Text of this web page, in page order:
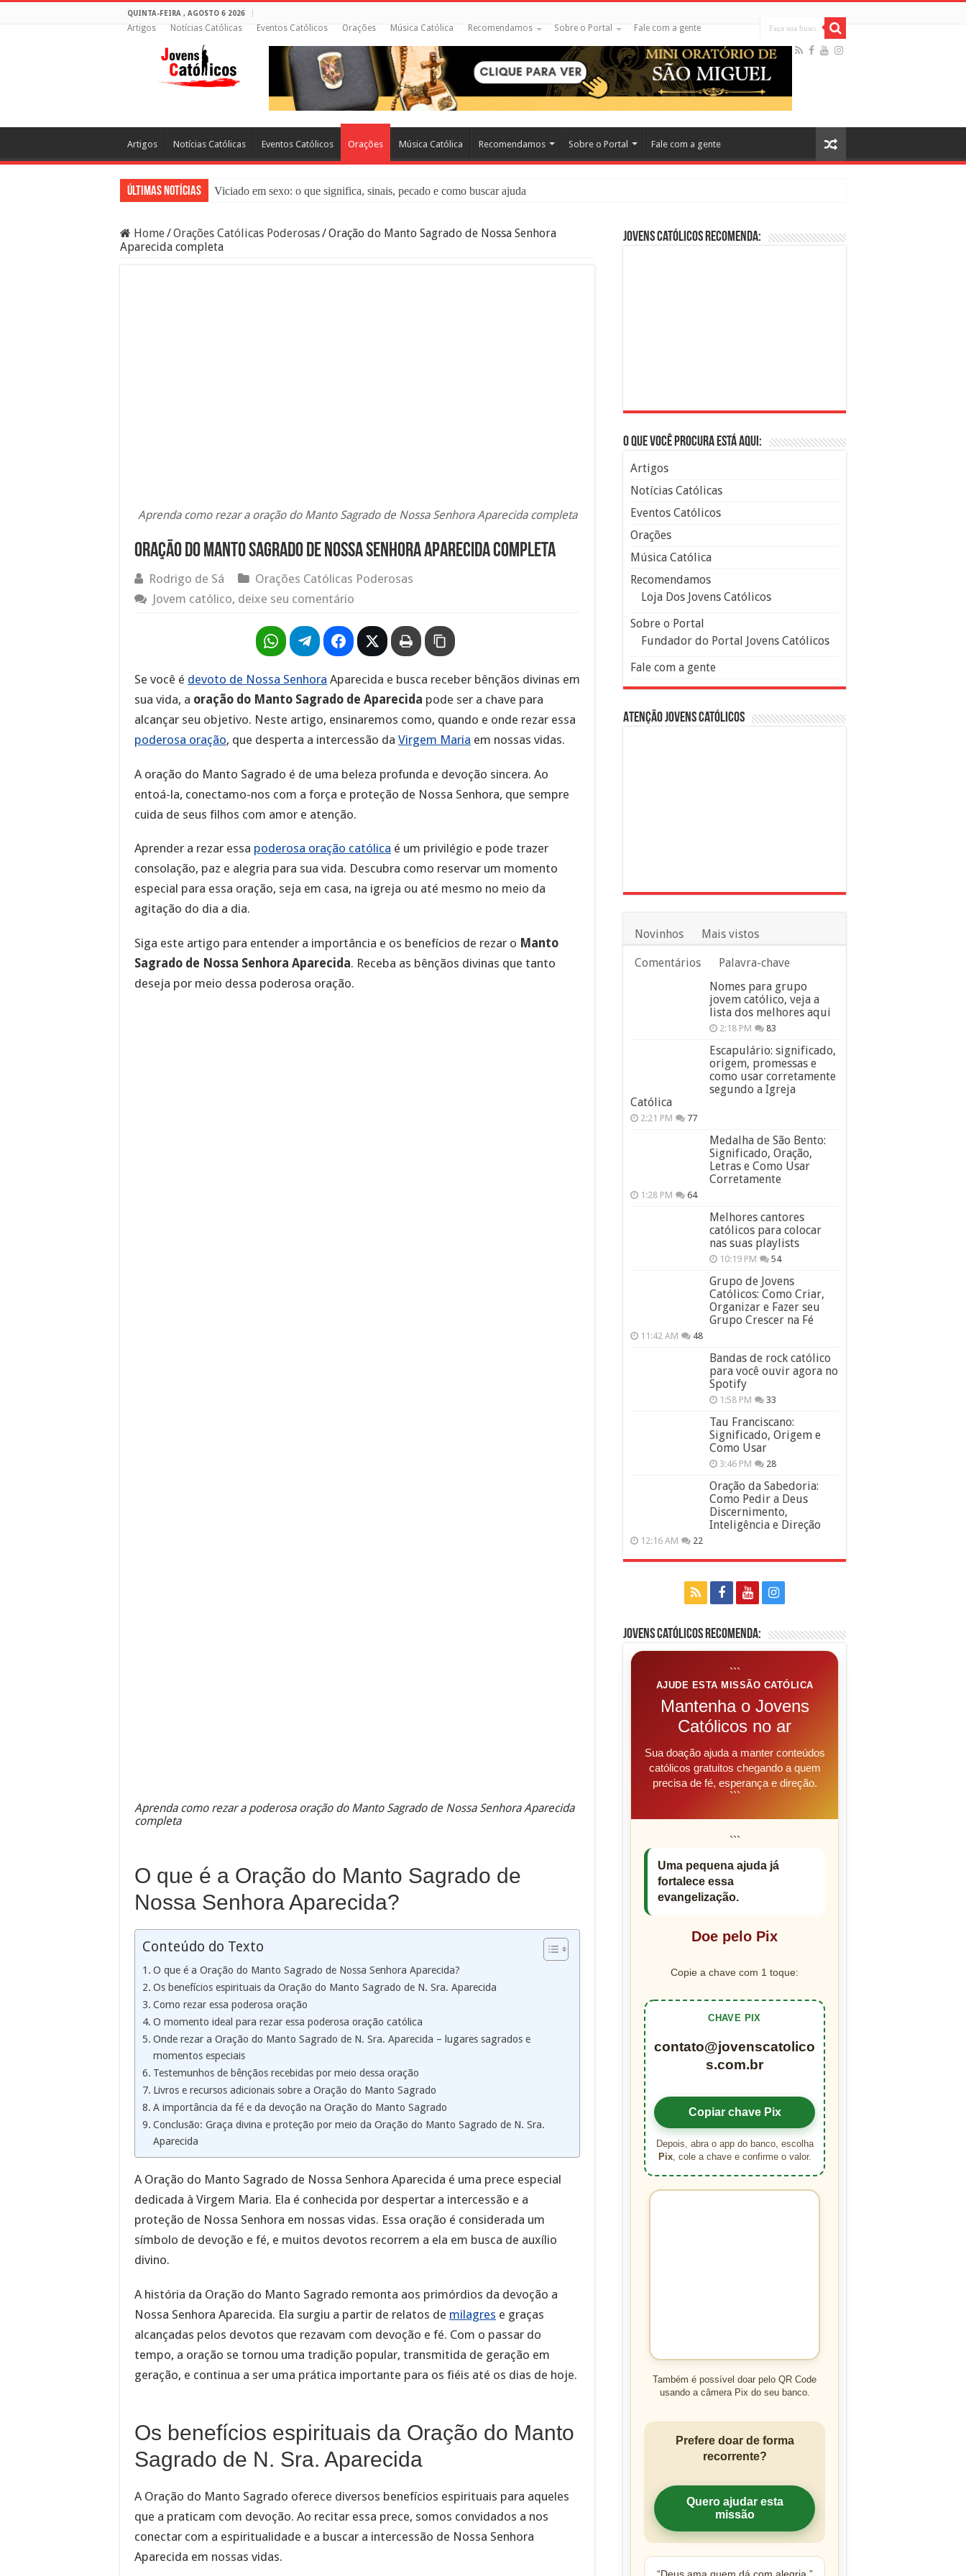
QUINTA-FEIRA , AGOSTO 6 2026
Artigos Notícias Católicas Eventos Católicos Orações Música Católica Recomendamos Sobre o Portal Fale com a gente
Artigos Notícias Católicas Eventos Católicos Orações Música Católica Recomendamos Sobre o Portal Fale com a gente
Últimas Notícias
Viciado em sexo: o que significa, sinais, pecado e como buscar ajuda
Filme Sagrado Coração – Seu Reino Não Terá Fim: O Documentário Que Vai Tocar os Católicos no Cinema
Home/Orações Católicas Poderosas/Oração do Manto Sagrado de Nossa Senhora
Aparecida completa
Aprenda como rezar a oração do Manto Sagrado de Nossa Senhora Aparecida completa
Oração do Manto Sagrado de Nossa Senhora Aparecida completa
Rodrigo de Sá
Orações Católicas Poderosas
Jovem católico, deixe seu comentário
Se você é devoto de Nossa Senhora Aparecida e busca receber bênçãos divinas em
sua vida, a oração do Manto Sagrado de Aparecida pode ser a chave para
alcançar seu objetivo. Neste artigo, ensinaremos como, quando e onde rezar essa
poderosa oração, que desperta a intercessão da Virgem Maria em nossas vidas.
A oração do Manto Sagrado é de uma beleza profunda e devoção sincera. Ao
entoá-la, conectamo-nos com a força e proteção de Nossa Senhora, que sempre
cuida de seus filhos com amor e atenção.
Aprender a rezar essa poderosa oração católica é um privilégio e pode trazer
consolação, paz e alegria para sua vida. Descubra como reservar um momento
especial para essa oração, seja em casa, na igreja ou até mesmo no meio da
agitação do dia a dia.
Siga este artigo para entender a importância e os benefícios de rezar o Manto
Sagrado de Nossa Senhora Aparecida. Receba as bênçãos divinas que tanto
deseja por meio dessa poderosa oração.
Aprenda como rezar a poderosa oração do Manto Sagrado de Nossa Senhora Aparecida
completa
O que é a Oração do Manto Sagrado de
Nossa Senhora Aparecida?
Conteúdo do Texto
O que é a Oração do Manto Sagrado de Nossa Senhora Aparecida?
Os benefícios espirituais da Oração do Manto Sagrado de N. Sra. Aparecida
Como rezar essa poderosa oração
O momento ideal para rezar essa poderosa oração católica
Onde rezar a Oração do Manto Sagrado de N. Sra. Aparecida – lugares sagrados e
momentos especiais
Testemunhos de bênçãos recebidas por meio dessa oração
Livros e recursos adicionais sobre a Oração do Manto Sagrado
A importância da fé e da devoção na Oração do Manto Sagrado
Conclusão: Graça divina e proteção por meio da Oração do Manto Sagrado de N. Sra.
Aparecida
A Oração do Manto Sagrado de Nossa Senhora Aparecida é uma prece especial
dedicada à Virgem Maria. Ela é conhecida por despertar a intercessão e a
proteção de Nossa Senhora em nossas vidas. Essa oração é considerada um
símbolo de devoção e fé, e muitos devotos recorrem a ela em busca de auxílio
divino.
A história da Oração do Manto Sagrado remonta aos primórdios da devoção a
Nossa Senhora Aparecida. Ela surgiu a partir de relatos de milagres e graças
alcançadas pelos devotos que rezavam com devoção e fé. Com o passar do
tempo, a oração se tornou uma tradição popular, transmitida de geração em
geração, e continua a ser uma prática importante para os fiéis até os dias de hoje.
Os benefícios espirituais da Oração do Manto
Sagrado de N. Sra. Aparecida
A Oração do Manto Sagrado oferece diversos benefícios espirituais para aqueles
que a praticam com devoção. Ao recitar essa prece, somos convidados a nos
conectar com a espiritualidade e a buscar a intercessão de Nossa Senhora
Aparecida em nossas vidas.
Jovens Católicos Recomenda:
O que você procura está aqui:
Artigos
Notícias Católicas
Eventos Católicos
Orações
Música Católica
Recomendamos
Loja Dos Jovens Católicos
Sobre o Portal
Fundador do Portal Jovens Católicos
Fale com a gente
Atenção Jovens Católicos
Novinhos Mais vistos
Comentários
Palavra-chave
Nomes para grupo
jovem católico, veja a
lista dos melhores aqui
2:18 PM 83
Escapulário: significado,
origem, promessas e
como usar corretamente
segundo a Igreja
Católica
2:21 PM 77
Medalha de São Bento:
Significado, Oração,
Letras e Como Usar
Corretamente
1:28 PM 64
Melhores cantores
católicos para colocar
nas suas playlists
10:19 PM 54
Grupo de Jovens
Católicos: Como Criar,
Organizar e Fazer seu
Grupo Crescer na Fé
11:42 AM 48
Bandas de rock católico
para você ouvir agora no
Spotify
1:58 PM 33
Tau Franciscano:
Significado, Origem e
Como Usar
3:46 PM 28
Oração da Sabedoria:
Como Pedir a Deus
Discernimento,
Inteligência e Direção
12:16 AM 22
Jovens Católicos Recomenda:
```
AJUDE ESTA MISSÃO CATÓLICA
Mantenha o Jovens
Católicos no ar
Sua doação ajuda a manter conteúdos
católicos gratuitos chegando a quem
precisa de fé, esperança e direção.
```
```
Uma pequena ajuda já
fortalece essa
evangelização.
Doe pelo Pix
Copie a chave com 1 toque:
CHAVE PIX
contato@jovenscatolico
s.com.br
Copiar chave Pix
Depois, abra o app do banco, escolha
Pix, cole a chave e confirme o valor.
Também é possível doar pelo QR Code
usando a câmera Pix do seu banco.
Prefere doar de forma
recorrente?
Quero ajudar esta
missão